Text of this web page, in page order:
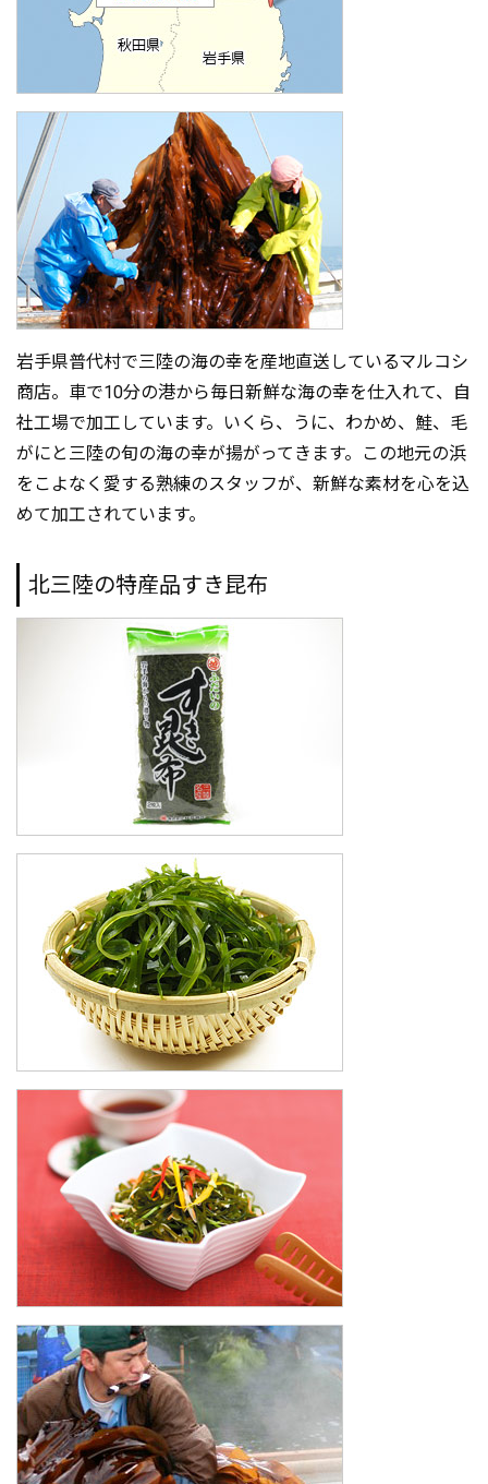
岩手県普代村で三陸の海の幸を産地直送しているマルコシ
商店。車で10分の港から毎日新鮮な海の幸を仕入れて、自
社工場で加工しています。いくら、うに、わかめ、鮭、毛
がにと三陸の旬の海の幸が揚がってきます。この地元の浜
をこよなく愛する熟練のスタッフが、新鮮な素材を心を込
めて加工されています。
北三陸の特産品すき昆布